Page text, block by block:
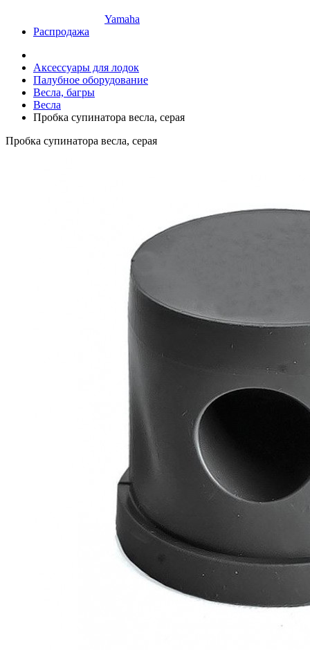
Yamaha
Распродажа
Аксессуары для лодок
Палубное оборудование
Весла, багры
Весла
Пробка супинатора весла, серая
Пробка супинатора весла, серая